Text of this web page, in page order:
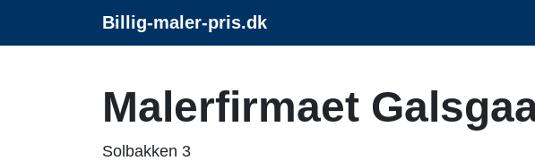
Billig-maler-pris.dk
Malerfirmaet
Solbakken 3